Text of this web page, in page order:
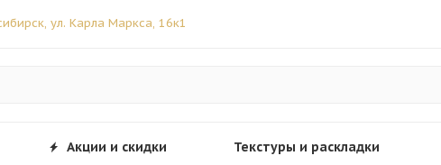
ул. Карла Маркса, 16к1
Акции и скидки Текстуры и раскладки